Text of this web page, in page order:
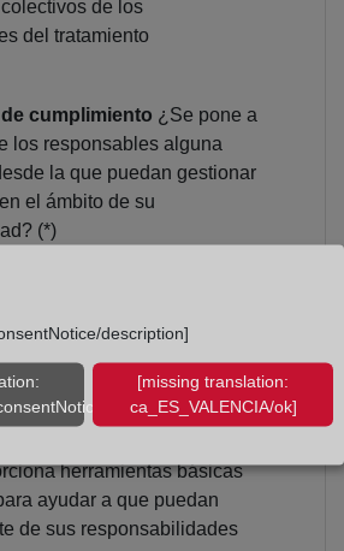
de los
del tratamiento
cumplimiento ¿Se pone a
los responsables alguna
la que puedan gestionar
el ámbito de su
(*)
para que puedan gestionar
del tratamiento
herramientas desarrolladas
por ellos
herramientas básicas
ayudar a que puedan
de sus responsabilidades
description]
learnMore]
[missing translation:
ca_ES_VALENCIA/ok]